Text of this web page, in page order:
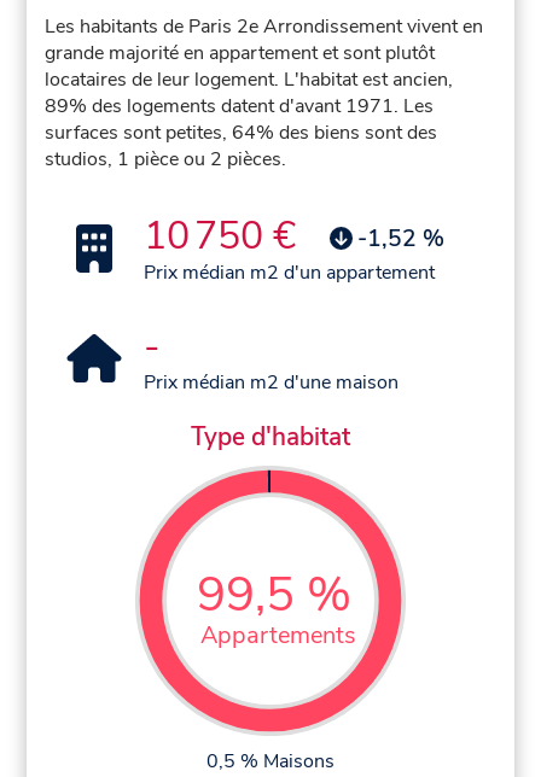
Les habitants de Paris 2e Arrondissement vivent en
grande majorité en appartement et sont plutôt
locataires de leur logement. L'habitat est ancien,
89% des logements datent d'avant 1971. Les
surfaces sont petites, 64% des biens sont des
studios, 1 pièce ou 2 pièces.
10 750 € -1,52 %
Prix médian m2 d'un appartement
-
Prix médian m2 d'une maison
Type d'habitat
99,5 %
Appartements
0,5 % Maisons